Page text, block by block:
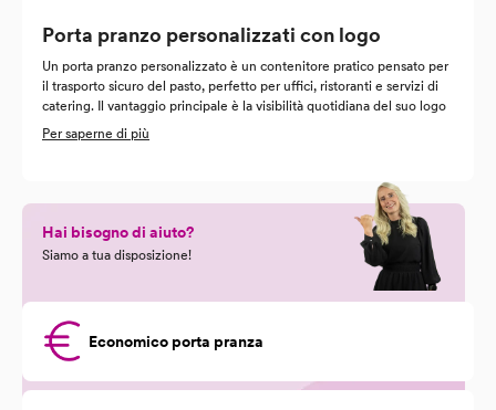
Porta pranzo personalizzati con logo
Un porta pranzo personalizzato è un contenitore pratico pensato per
il trasporto sicuro del pasto, perfetto per uffici, ristoranti e servizi di
catering. Il vantaggio principale è la visibilità quotidiana del suo logo
aziendale: ogni volta che un collaboratore o un cliente lo utilizza, il
scegliere anche per un piccolo ordine. Carichi il suo logo
direttamente online e riceverà gratuitamente un'anteprima digitale
del risultato, da approvare o modificare prima che parta la
produzione.
Per saperne di più
Hai bisogno di aiuto?
Siamo a tua disposizione!
Economico porta pranza